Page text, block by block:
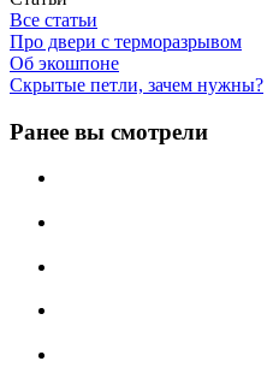
Все статьи
Про двери с терморазрывом
Об экошпоне
Скрытые петли, зачем нужны?
Ранее вы смотрели